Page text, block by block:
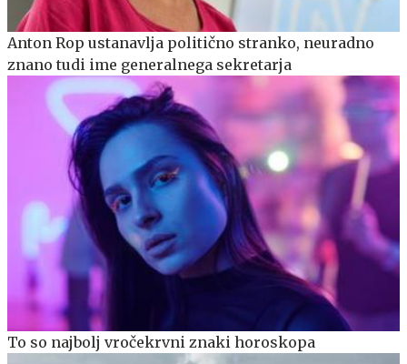
Anton Rop ustanavlja politično stranko, neuradno
znano tudi ime generalnega sekretarja
To so najbolj vročekrvni znaki horoskopa